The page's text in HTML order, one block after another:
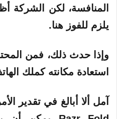
المنافسة، لكن الشركة
يلزم للفوز هنا.
وإذا حدث ذلك، فمن
استعادة مكانته كملك